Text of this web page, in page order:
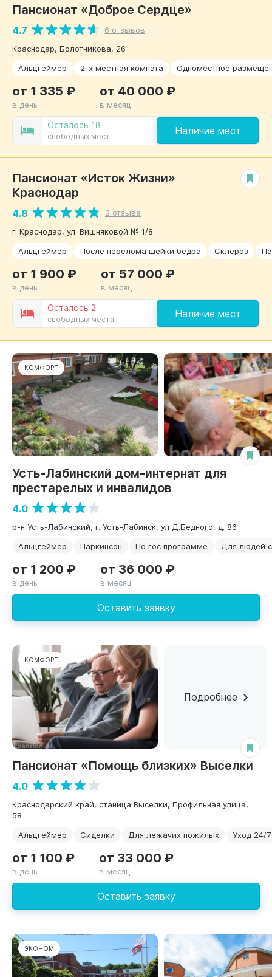
Пансионат «Доброе Сердце»
4.7
6 отзывов
Краснодар, Болотникова, 26
Альцгеймер
2-х местная комната Одноместное
Осталось 18
свободных мест Наличие мест
от 1 335 ₽
в день
от 40 000 ₽
в месяц
Пансионат «Исток Жизни»
Краснодар
4.8
3 отзыва
г. Краснодар, ул. Вишняковой № 1/8
Альцгеймер
После перелома шейки бедра Склероз
Осталось 2
свободных места Наличие мест
от 1 900 ₽
в день
от 57 000 ₽
в месяц
КОМФОРТ
Усть-Лабинский дом-интернат для
престарелых и инвалидов
4.0
р-н Усть-Лабинский, г. Усть-Лабинск, ул Д.Бедного, д. 86
Альцгеймер
Паркинсон По гос программе Для людей
Оставить заявку
от 1 200 ₽
в день
от 36 000 ₽
в месяц
КОМФОРТ
Подробнее
Пансионат «Помощь близких» Выселки
4.0
Краснодарский край, станица Выселки, Профильная улица,
58
Альцгеймер
Сиделки Для лежачих пожилых Уход 24/7
Оставить заявку
от 1 100 ₽
в день
от 33 000 ₽
в месяц
ЭКОНОМ